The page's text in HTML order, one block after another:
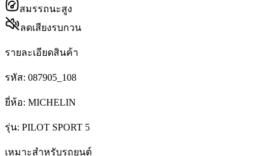
สมรรถนะสูง
ลดเสียงรบกวน
รายละเอียดสินค้า
รหัส: 087905_108
ยี่ห้อ: MICHELIN
รุ่น: PILOT SPORT 5
เหมาะสำหรับรถยนต์